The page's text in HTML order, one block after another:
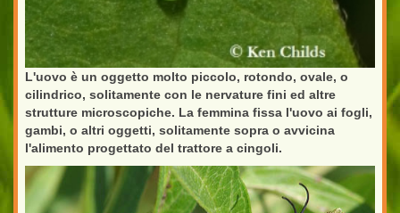
L'uovo è un oggetto molto piccolo, rotondo, ovale, o
cilindrico, solitamente con le nervature fini ed altre
strutture microscopiche. La femmina fissa l'uovo ai fogli,
gambi, o altri oggetti, solitamente sopra o avvicina
l'alimento progettato del trattore a cingoli.